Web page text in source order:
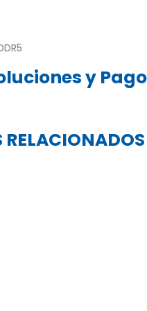
y
RELACIONADOS